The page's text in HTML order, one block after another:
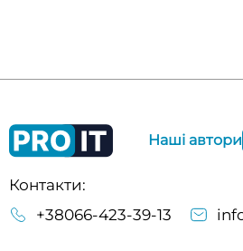
Контакти:
+38066-423-39-13
Наші автори